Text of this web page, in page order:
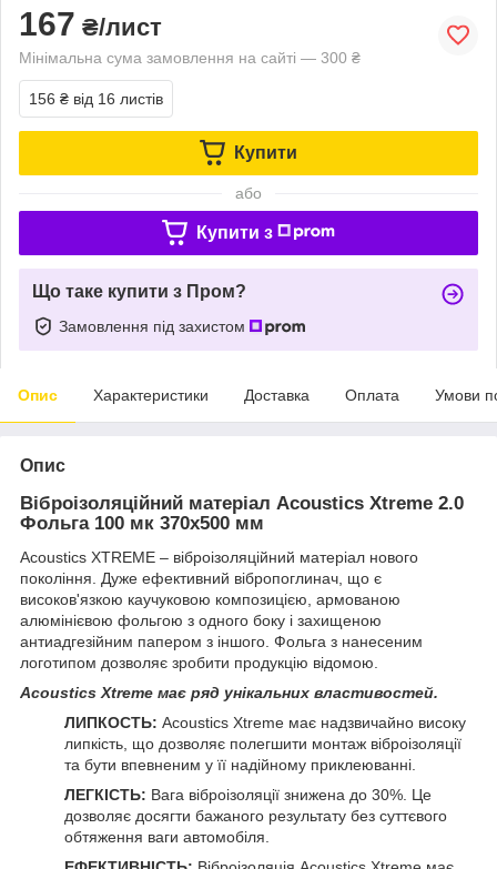
167 ₴/лист
Мінімальна сума замовлення на сайті — 300 ₴
156 ₴ від 16 листів
Купити
або
Купити з
Що таке купити з Пром?
Замовлення під захистом
Опис Характеристики Доставка Оплата Умови
Опис
Віброізоляційний матеріал Acoustics Xtreme 2.0
Фольга 100 мк 370x500 мм
Acoustics XTREME – віброізоляційний матеріал нового
покоління. Дуже ефективний вібропоглинач, що є
високов'язкою каучуковою композицією, армованою
алюмінієвою фольгою з одного боку і захищеною
антиадгезійним папером з іншого. Фольга з нанесеним
логотипом дозволяє зробити продукцію відомою.
Acoustics Xtreme має ряд унікальних властивостей.
ЛИПКОСТЬ: Acoustics Xtreme має надзвичайно високу
липкість, що дозволяє полегшити монтаж віброізоляції
та бути впевненим у її надійному приклеюванні.
ЛЕГКІСТЬ: Вага віброізоляції знижена до 30%. Це
дозволяє досягти бажаного результату без суттєвого
обтяження ваги автомобіля.